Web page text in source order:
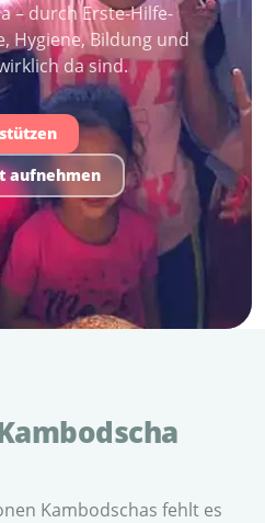
– durch Erste-Hilfe-
Hygiene, Bildung und
da sind.
aufnehmen
Kambodschas fehlt es